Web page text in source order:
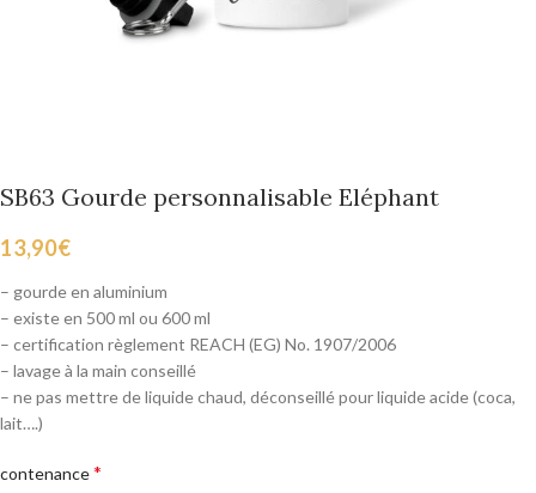
SB63 Gourde personnalisable Eléphant
13,90€
– gourde en aluminium
– existe en 500 ml ou 600 ml
– certification règlement REACH (EG) No. 1907/2006
– lavage à la main conseillé
– ne pas mettre de liquide chaud, déconseillé pour liquide acide (coca,
lait….)
contenance*